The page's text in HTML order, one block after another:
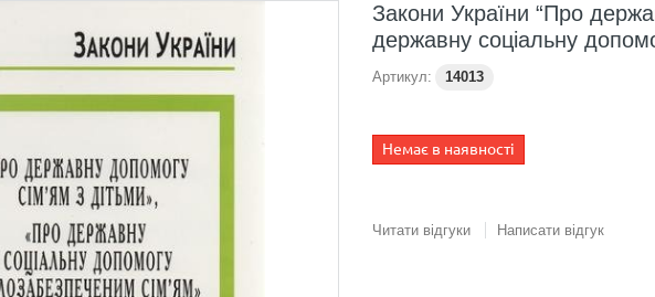
Закони України “Про
державну соціальну
Артикул: 14013
Немає в наявності
Читати відгуки Написати відгук